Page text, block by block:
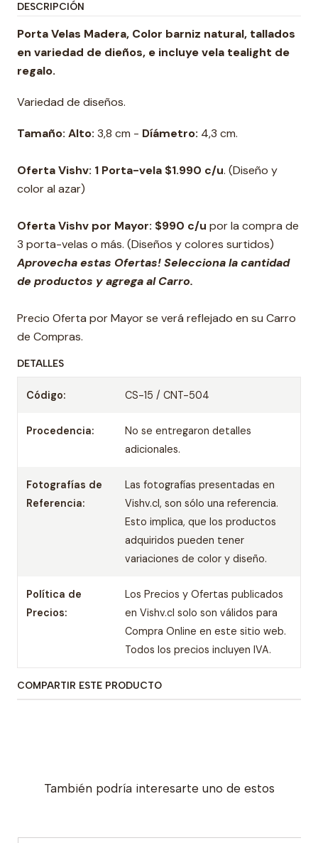
DESCRIPCIÓN
Porta Velas Madera, Color barniz natural, tallados
en variedad de dieños, e incluye vela tealight de
regalo.
Variedad de diseños.
Tamaño: Alto: 3,8 cm - Díámetro: 4,3 cm.
Oferta Vishv: 1 Porta-vela $1.990 c/u. (Diseño y
color al azar)
Oferta Vishv por Mayor: $990 c/u por la compra de
3 porta-velas o más. (Diseños y colores surtidos)
Aprovecha estas Ofertas! Selecciona la cantidad
de productos y agrega al Carro.
Precio Oferta por Mayor se verá reflejado en su Carro
de Compras.
DETALLES
Código: CS-15 / CNT-504
Procedencia:
No se entregaron detalles
adicionales.
Fotografías de
Referencia:
Las fotografías presentadas en
Vishv.cl, son sólo una referencia.
Esto implica, que los productos
adquiridos pueden tener
variaciones de color y diseño.
Política de
Precios:
Los Precios y Ofertas publicados
en Vishv.cl solo son válidos para
Compra Online en este sitio web.
Todos los precios incluyen IVA.
COMPARTIR ESTE PRODUCTO
También podría interesarte uno de estos